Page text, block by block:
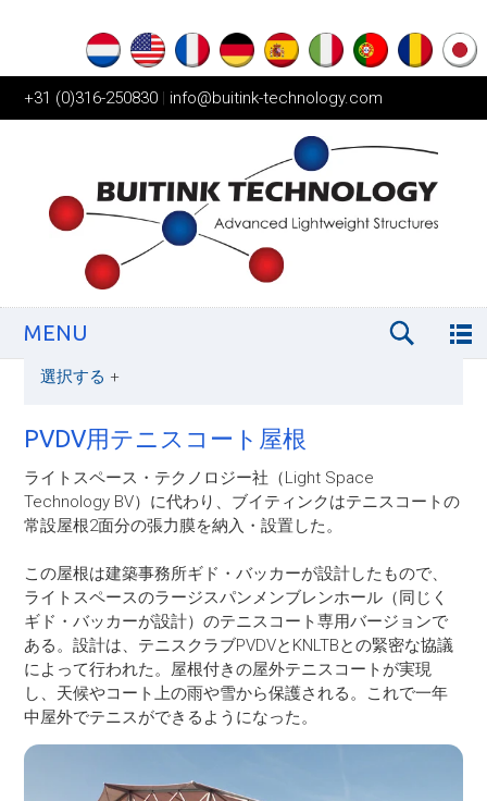
+31 (0)316-250830 | info@buitink-technology.com
MENU
選択する +
PVDV用テニスコート屋根
ライトスペース・テクノロジー社（Light Space
Technology BV）に代わり、ブイティンクはテニスコートの
常設屋根2面分の張力膜を納入・設置した。
この屋根は建築事務所ギド・バッカーが設計したもので、
ライトスペースのラージスパンメンブレンホール（同じく
ギド・バッカーが設計）のテニスコート専用バージョンで
ある。設計は、テニスクラブPVDVとKNLTBとの緊密な協議
によって行われた。屋根付きの屋外テニスコートが実現
し、天候やコート上の雨や雪から保護される。これで一年
中屋外でテニスができるようになった。